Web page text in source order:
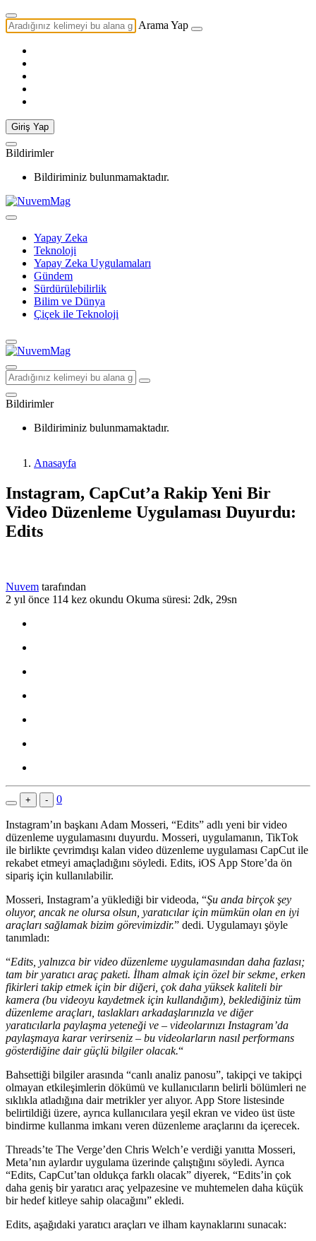
Arama Yap
Giriş Yap
Bildirimler
Bildiriminiz bulunmamaktadır.
Yapay Zeka
Teknoloji
Yapay Zeka Uygulamaları
Gündem
Sürdürülebilirlik
Bilim ve Dünya
Çiçek ile Teknoloji
Bildirimler
Bildiriminiz bulunmamaktadır.
Anasayfa
Instagram, CapCut’a Rakip Yeni Bir
Video Düzenleme Uygulaması Duyurdu:
Edits
Nuvem tarafından
2 yıl önce 114 kez okundu Okuma süresi: 2dk, 29sn
+ - 0
Instagram’ın başkanı Adam Mosseri, “Edits” adlı yeni bir video
düzenleme uygulamasını duyurdu. Mosseri, uygulamanın, TikTok
ile birlikte çevrimdışı kalan video düzenleme uygulaması CapCut ile
rekabet etmeyi amaçladığını söyledi. Edits, iOS App Store’da ön
sipariş için kullanılabilir.
Mosseri, Instagram’a yüklediği bir videoda, “Şu anda birçok şey
oluyor, ancak ne olursa olsun, yaratıcılar için mümkün olan en iyi
araçları sağlamak bizim görevimizdir.” dedi. Uygulamayı şöyle
tanımladı:
“Edits, yalnızca bir video düzenleme uygulamasından daha fazlası;
tam bir yaratıcı araç paketi. İlham almak için özel bir sekme, erken
fikirleri takip etmek için bir diğeri, çok daha yüksek kaliteli bir
kamera (bu videoyu kaydetmek için kullandığım), beklediğiniz tüm
düzenleme araçları, taslakları arkadaşlarınızla ve diğer
yaratıcılarla paylaşma yeteneği ve – videolarınızı Instagram’da
paylaşmaya karar verirseniz – bu videolarların nasıl performans
gösterdiğine dair güçlü bilgiler olacak.“
Bahsettiği bilgiler arasında “canlı analiz panosu”, takipçi ve takipçi
olmayan etkileşimlerin dökümü ve kullanıcıların belirli bölümleri ne
sıklıkla atladığına dair metrikler yer alıyor. App Store listesinde
belirtildiği üzere, ayrıca kullanıcılara yeşil ekran ve video üst üste
bindirme kullanma imkanı veren düzenleme araçlarını da içerecek.
Threads’te The Verge’den Chris Welch’e verdiği yanıtta Mosseri,
Meta’nın aylardır uygulama üzerinde çalıştığını söyledi. Ayrıca
“Edits, CapCut’tan oldukça farklı olacak” diyerek, “Edits’in çok
daha geniş bir yaratıcı araç yelpazesine ve muhtemelen daha küçük
bir hedef kitleye sahip olacağını” ekledi.
Edits, aşağıdaki yaratıcı araçları ve ilham kaynaklarını sunacak: